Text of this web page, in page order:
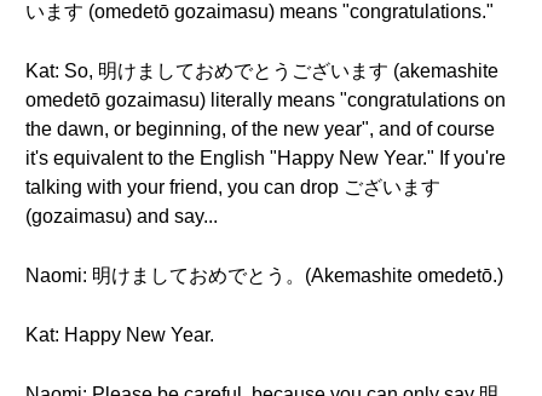
います (omedetō gozaimasu) means "congratulations."
Kat: So, 明けましておめでとうございます (akemashite
omedetō gozaimasu) literally means "congratulations on
the dawn, or beginning, of the new year", and of course
it's equivalent to the English "Happy New Year." If you're
talking with your friend, you can drop ございます
(gozaimasu) and say...
Naomi: 明けましておめでとう。(Akemashite omedetō.)
Kat: Happy New Year.